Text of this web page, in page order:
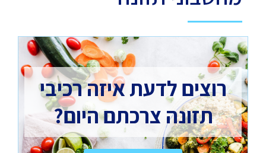
רוצים לדעת איזה רכיבי
תזונה צרכתם היום?